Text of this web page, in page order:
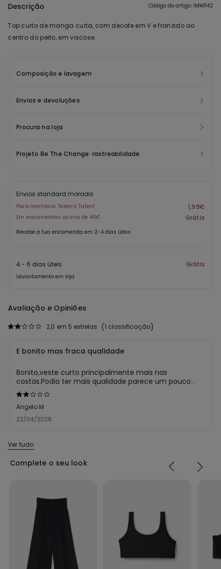
Descrição Código do artigo: 1MM1142
Top curto de manga curta, com decote em V e franzido ao
centro do peito, em viscose.
Composição e lavagem
Envios e devoluções
Procura na loja
Projeto Be The Change: rastreabilidade
Envios standard morada
Para membros Tezenis Talent 1,99€
Em encomendas acima de 40€ Grátis
Recebe a tua encomenda em 2-4 dias úteis
4 - 6 dias úteis Grátis
Levantamento em loja
Avaliação e Opiniões
1 classificação
2,0 em 5 estrelas
Atribuiu
2
em
23/04/2026
Angelo M
E bonito mas fraca qualidade
Bonito,veste curto principalmente mais nas
costas.Podia ter mais qualidade parece um pouco
fraco de tecido e acabamentos.
Ver tudo
Complete o seu look